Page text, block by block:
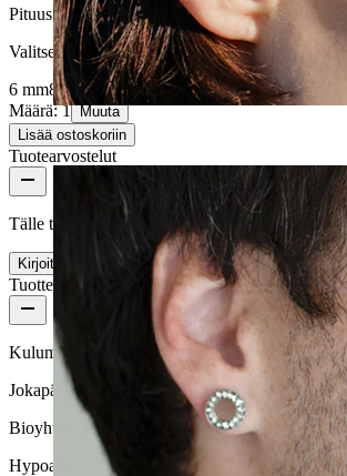
Rook
Pituus:
Valitse Pituus
6 mm8 mm
Määrä: 1
Muuta
Lisää ostoskoriin
Tuotearvostelut
Tälle tuotteelle ei ole vielä arvosteluja
Kirjoita arvostelu
Tuotteen laatu
Kulumisnopeus
Jokapäiväiseen käyttöön
Bioyhteensopivuus
Hypoallergeeninen